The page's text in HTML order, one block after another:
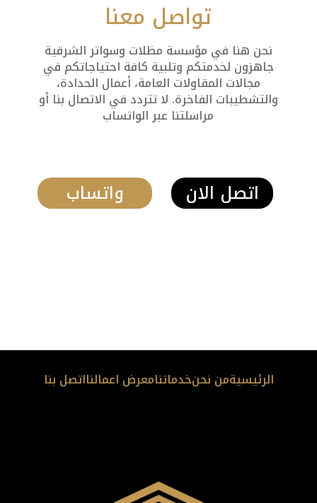
تواصل معنا
نحن هنا في مؤسسة مظلات وسواتر الشرقية
جاهزون لخدمتكم وتلبية كافة احتياجاتكم في
مجالات المقاولات العامة، أعمال الحدادة،
والتشطيبات الفاخرة. لا تتردد في الاتصال بنا أو
مراسلتنا عبر الواتساب
واتساب اتصل الان
الرئيسيةمن نحنخدماتنامعرض اعمالنااتصل بنا